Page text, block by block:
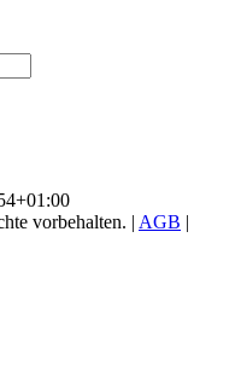
vorbehalten. | AGB |